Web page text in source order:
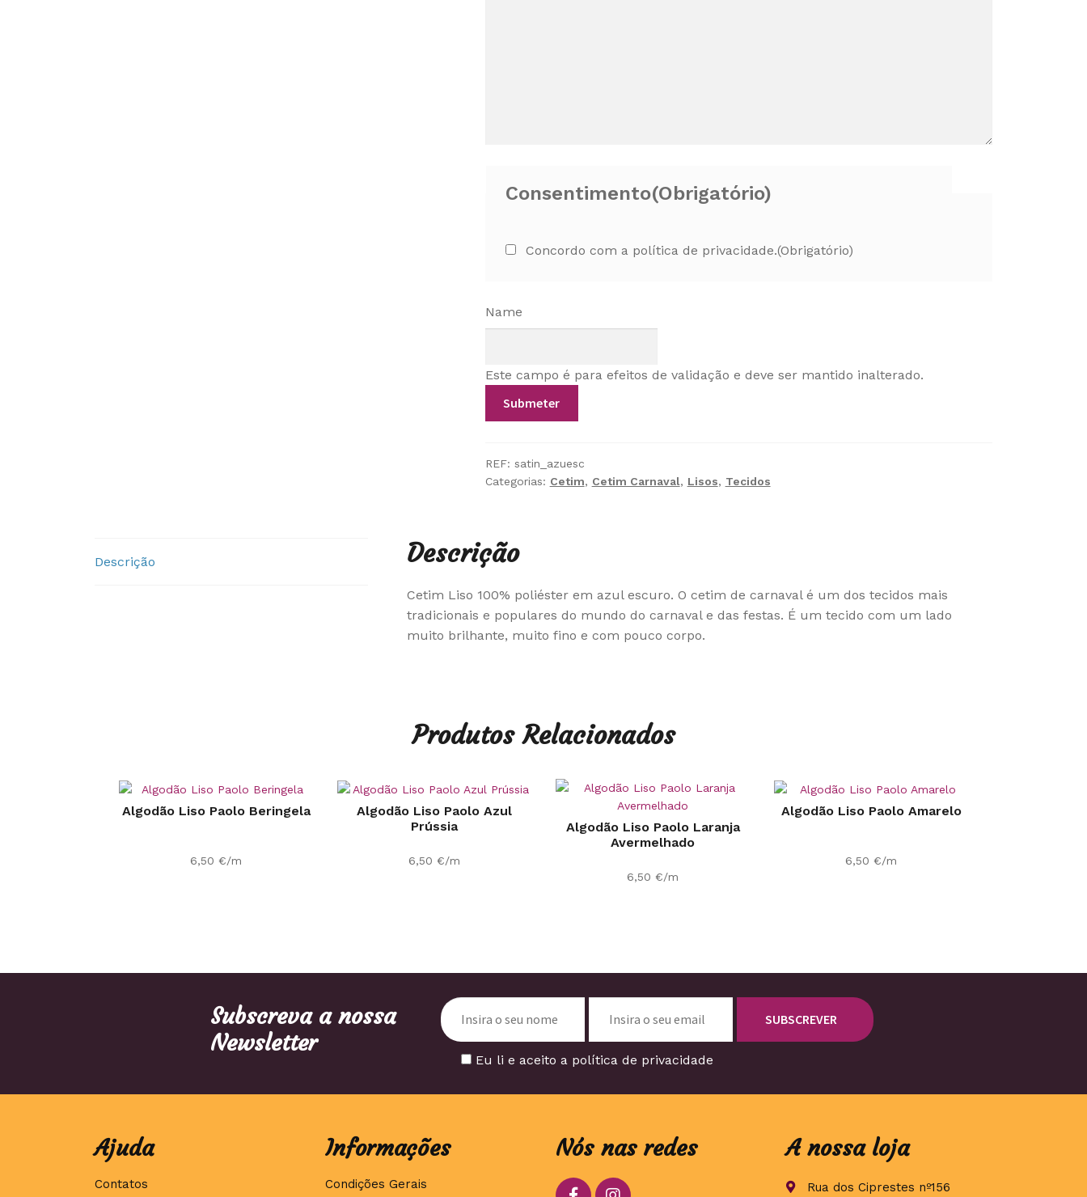
Consentimento(Obrigatório)
Concordo com a política de privacidade.(Obrigatório)
Name
Este campo é para efeitos de validação e deve ser mantido inalterado.
REF: satin_azuesc
Categorias: Cetim, Cetim Carnaval, Lisos, Tecidos
Descrição Descrição
Cetim Liso 100% poliéster em azul escuro. O cetim de carnaval é um dos tecidos mais
tradicionais e populares do mundo do carnaval e das festas. É um tecido com um lado
muito brilhante, muito fino e com pouco corpo.
Produtos Relacionados
Algodão Liso Paolo Beringela
6,50 €/m
Algodão Liso Paolo Azul
Prússia
6,50 €/m
Algodão Liso Paolo Laranja
Avermelhado
6,50 €/m
Algodão Liso Paolo Amarelo
6,50 €/m
Subscreva a nossa
Newsletter
Eu li e aceito a política de privacidade
Ajuda
Contatos
Informações
Condições Gerais
Nós nas redes A nossa loja
Rua dos Ciprestes nº156